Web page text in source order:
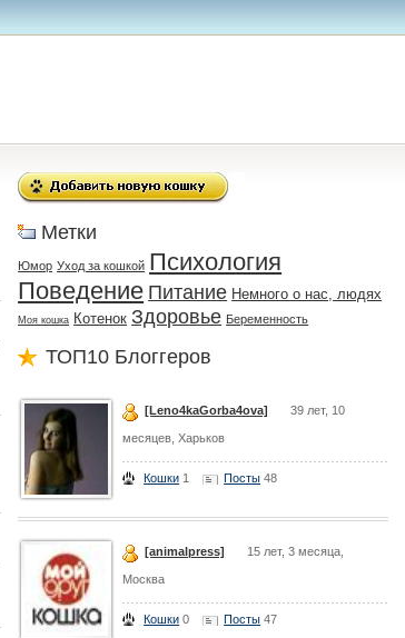
Метки
Юмор Уход за кошкой Психология
Поведение Питание Немного о нас, людях
Моя кошка Котенок Здоровье Беременность
ТОП10 Блоггеров
[Leno4kaGorba4ova] 39 лет, 10
месяцев, Харьков
Кошки 1 Посты 48
[animalpress] 15 лет, 3 месяца,
Москва
Кошки 0 Посты 47